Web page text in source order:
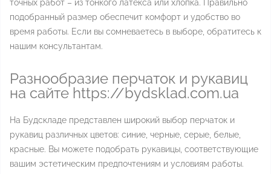
точных работ – из тонкого латекса или хлопка. Правильно
подобранный размер обеспечит комфорт и удобство во
время работы. Если вы сомневаетесь в выборе, обратитесь к
нашим консультантам.
Разнообразие перчаток и рукавиц
на сайте https://bydsklad.com.ua
На Будскладе представлен широкий выбор перчаток и
рукавиц различных цветов: синие, черные, серые, белые,
красные. Вы можете подобрать рукавицы, соответствующие
вашим эстетическим предпочтениям и условиям работы.